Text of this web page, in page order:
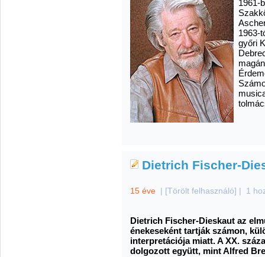
1961-
1963-
győri
Dietrich Fischer-
15 éve | [Törölt felhasználó] | 1
Dietrich Fischer-Dieskaut az
énekeseként tartják számon,
interpretációja miatt. A XX.
dolgozott együtt, mint Alfred